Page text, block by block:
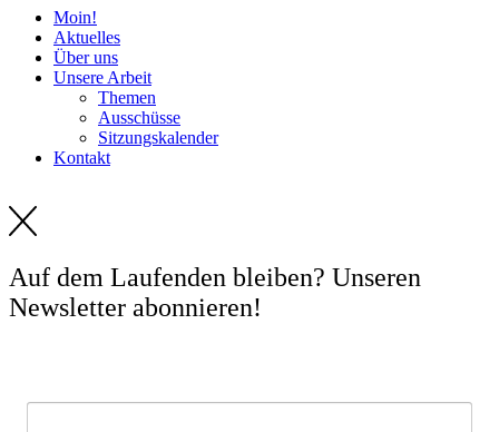
Moin!
Aktuelles
Über uns
Unsere Arbeit
Themen
Ausschüsse
Sitzungskalender
Kontakt
Auf dem Laufenden bleiben? Unseren
Newsletter abonnieren!